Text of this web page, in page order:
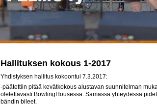
Hallituksen kokous 1-2017
Yhdistyksen hallitus kokoontui 7.3.2017:
-päätettiin pitää kevätkokous alustavan suunnitelman
oletettavasti BowlingHousessa. Samassa yhteydessä
bändin bileet.